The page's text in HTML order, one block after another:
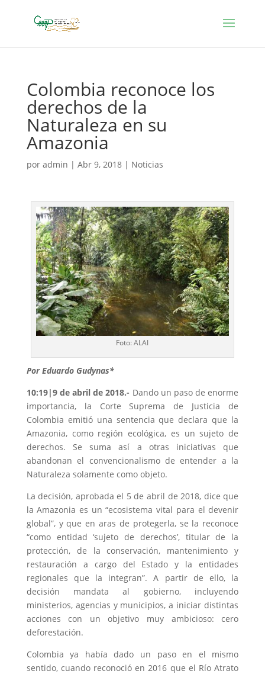
Colombia reconoce los
derechos de la
Naturaleza en su
Amazonia
por admin | Abr 9, 2018| Noticias
Foto: ALAI
Por Eduardo Gudynas*
10:19|9 de abril de 2018.- Dando un paso de enorme
importancia, la Corte Suprema de Justicia de
Colombia emitió una sentencia que declara que la
Amazonia, como región ecológica, es un sujeto de
derechos. Se suma así a otras iniciativas que
abandonan el convencionalismo de entender a la
Naturaleza solamente como objeto.
La decisión, aprobada el 5 de abril de 2018, dice que
la Amazonia es un “ecosistema vital para el devenir
global”, y que en aras de protegerla, se la reconoce
“como entidad ‘sujeto de derechos’, titular de la
protección, de la conservación, mantenimiento y
restauración a cargo del Estado y la entidades
regionales que la integran”. A partir de ello, la
decisión mandata al gobierno, incluyendo
ministerios, agencias y municipios, a iniciar distintas
acciones con un objetivo muy ambicioso: cero
deforestación.
Colombia ya había dado un paso en el mismo
sentido, cuando reconoció en 2016 que el Río Atrato